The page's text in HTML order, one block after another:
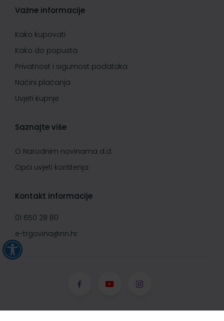
Važne informacije
Kako kupovati
Kako do popusta
Privatnost i sigurnost podataka
Načini plaćanja
Uvjeti kupnje
Saznajte više
O Narodnim novinama d.d.
Opći uvjeti korištenja
Kontakt informacije
01 650 28 80
e-trgovina@nn.hr